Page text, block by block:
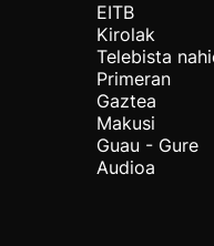
EITB
Kirolak
Telebista
Primeran
Gaztea
Makusi
Guau - Gure
Audioa